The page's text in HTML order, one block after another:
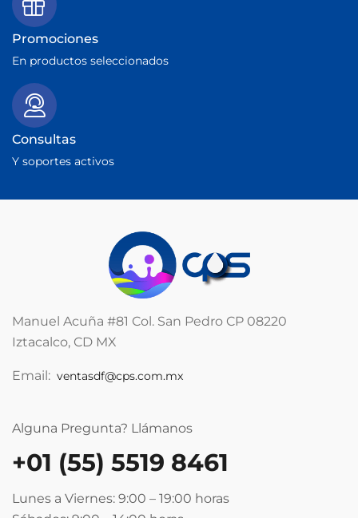
Promociones
En productos seleccionados
Consultas
Y soportes activos
Manuel Acuña #81 Col. San Pedro CP 08220
Iztacalco, CD MX
Email: ventasdf@cps.com.mx
Alguna Pregunta? Llámanos
+01 (55) 5519 8461
Lunes a Viernes: 9:00 – 19:00 horas